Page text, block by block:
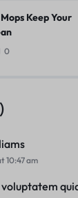
Keep Your
0
10:47 am